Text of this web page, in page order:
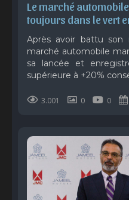
Le marché
toujours dans le vert
Après avoir battu son
marché automobile
sa lancée et
supérieure à +20%
3.001 0 0